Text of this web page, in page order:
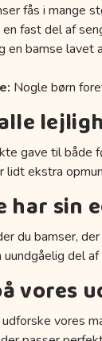
fås i mange
fast del af
en bamse lavet
Nogle børn
gave til både
lidt ekstra
har sin
du bamser,
del
vores
vores